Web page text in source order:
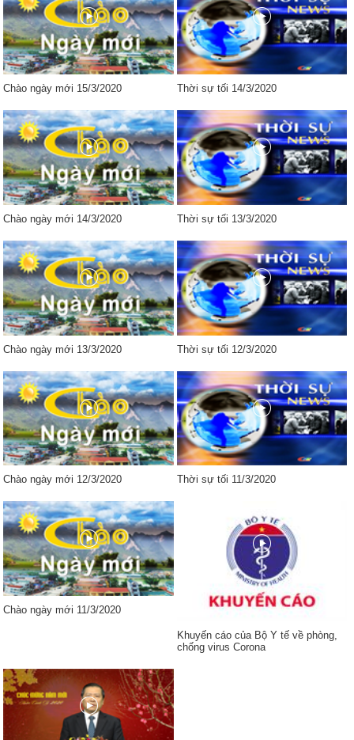
Chào ngày mới 15/3/2020 Thời sự tối 14/3/2020
Chào ngày mới 14/3/2020 Thời sự tối 13/3/2020
Chào ngày mới 13/3/2020 Thời sự tối 12/3/2020
Chào ngày mới 12/3/2020 Thời sự tối 11/3/2020
Chào ngày mới 11/3/2020
Khuyến cáo của Bộ Y tế về phòng,
chống virus Corona